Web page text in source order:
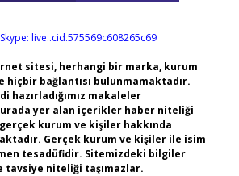
Skype: live:.cid.575569c608265c69
sitesi, herhangi bir marka, kurum
hiçbir bağlantısı bulunmamaktadır.
hazırladığımız makaleler
yer alan içerikler haber niteliği
kurum ve kişiler hakkında
Gerçek kurum ve kişiler ile isim
tesadüfidir. Sitemizdeki bilgiler
tavsiye niteliği taşımazlar.